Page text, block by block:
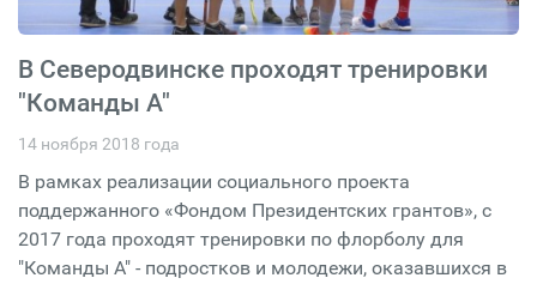
В Северодвинске проходят тренировки
"Команды А"
14 ноября 2018 года
В рамках реализации социального проекта
поддержанного «Фондом Президентских грантов», с
2017 года проходят тренировки по флорболу для
"Команды А" - подростков и молодежи, оказавшихся в